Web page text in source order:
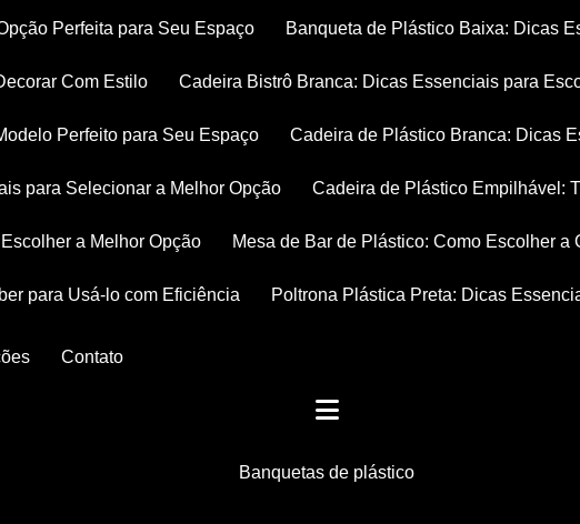
Perfeita para Seu Espaço Banqueta de Plástico Baixa: Dicas
Com Estilo Cadeira Bistrô Branca: Dicas Essenciais para
Perfeito para Seu Espaço Cadeira de Plástico Branca: Dicas
para Selecionar a Melhor Opção Cadeira de Plástico Empilhável:
a Melhor Opção Mesa de Bar de Plástico: Como Escolher
para Usá-lo com Eficiência Poltrona Plástica Preta: Dicas
Contato
banquetas de plástico